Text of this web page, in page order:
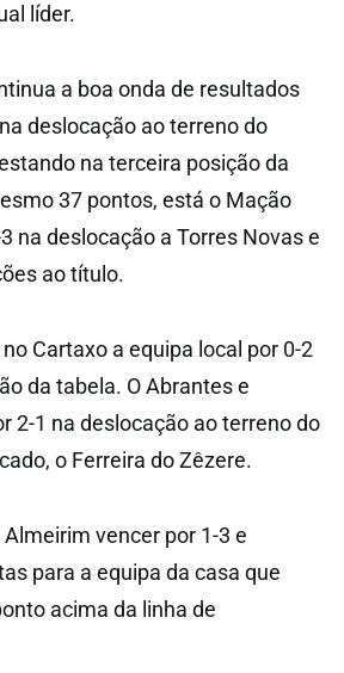
líder.
a boa onda de resultados
deslocação ao terreno do
na terceira posição da
37 pontos, está o Mação
na deslocação a Torres Novas e
ao título.
Cartaxo a equipa local por 0-2
da tabela. O Abrantes e
2-1 na deslocação ao terreno do
o Ferreira do Zêzere.
vencer por 1-3 e
para a equipa da casa que
acima da linha de